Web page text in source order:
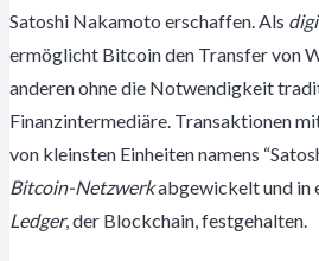
Satoshi Nakamoto erschaffen. Als
ermöglicht Bitcoin den Transfer von
anderen ohne die Notwendigkeit
Finanzintermediäre. Transaktionen
von kleinsten Einheiten namens
Bitcoin-Netzwerkabgewickelt und in
Ledger, der Blockchain, festgehalten.